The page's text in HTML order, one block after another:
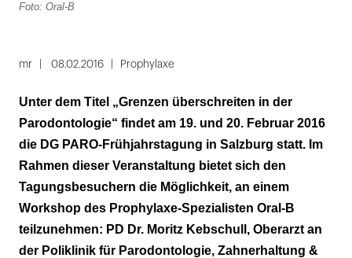
Foto: Oral-B
mr 08.02.2016 Prophylaxe
Unter dem Titel „Grenzen überschreiten in der
Parodontologie“ findet am 19. und 20. Februar 2016
die DG PARO-Frühjahrstagung in Salzburg statt. Im
Rahmen dieser Veranstaltung bietet sich den
Tagungsbesuchern die Möglichkeit, an einem
Workshop des Prophylaxe-Spezialisten Oral-B
teilzunehmen: PD Dr. Moritz Kebschull, Oberarzt an
der Poliklinik für Parodontologie, Zahnerhaltung &